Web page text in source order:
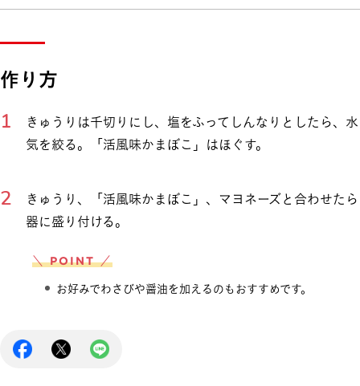
作り方
きゅうりは千切りにし、塩をふってしんなりとしたら、水
気を絞る。「活風味かまぼこ」はほぐす。
きゅうり、「活風味かまぼこ」、マヨネーズと合わせたら
器に盛り付ける。
＼ POINT ／
お好みでわさびや醤油を加えるのもおすすめです。